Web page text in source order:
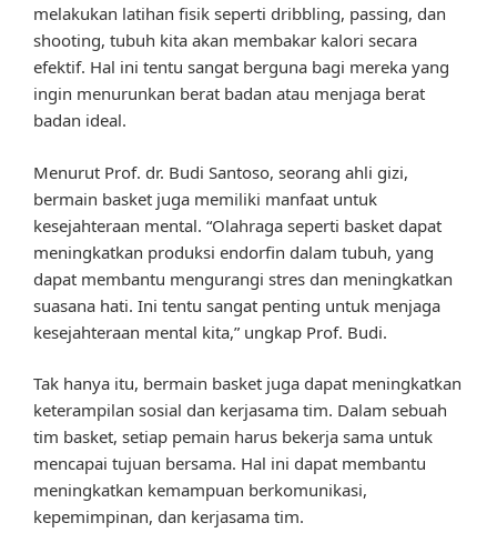
melakukan latihan fisik seperti dribbling, passing, dan
shooting, tubuh kita akan membakar kalori secara
efektif. Hal ini tentu sangat berguna bagi mereka yang
ingin menurunkan berat badan atau menjaga berat
badan ideal.
Menurut Prof. dr. Budi Santoso, seorang ahli gizi,
bermain basket juga memiliki manfaat untuk
kesejahteraan mental. “Olahraga seperti basket dapat
meningkatkan produksi endorfin dalam tubuh, yang
dapat membantu mengurangi stres dan meningkatkan
suasana hati. Ini tentu sangat penting untuk menjaga
kesejahteraan mental kita,” ungkap Prof. Budi.
Tak hanya itu, bermain basket juga dapat meningkatkan
keterampilan sosial dan kerjasama tim. Dalam sebuah
tim basket, setiap pemain harus bekerja sama untuk
mencapai tujuan bersama. Hal ini dapat membantu
meningkatkan kemampuan berkomunikasi,
kepemimpinan, dan kerjasama tim.